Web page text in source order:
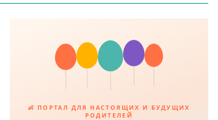
👶 ПОРТАЛ ДЛЯ НАСТОЯЩИХ И БУДУЩИХ
РОДИТЕЛЕЙ